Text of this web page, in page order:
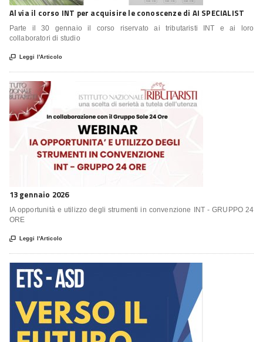
Al via il corso INT per acquisire le conoscenze di AI SPECIALIST
Parte il 30 gennaio il corso riservato ai tributaristi INT e ai loro
collaboratori di studio
 Leggi l'Articolo
13 gennaio 2026
IA opportunità e utilizzo degli strumenti in convenzione INT - GRUPPO 24
ORE
 Leggi l'Articolo